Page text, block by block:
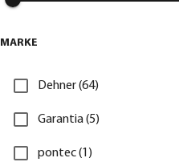
MARKE
Dehner (64)
Garantia (5)
pontec (1)